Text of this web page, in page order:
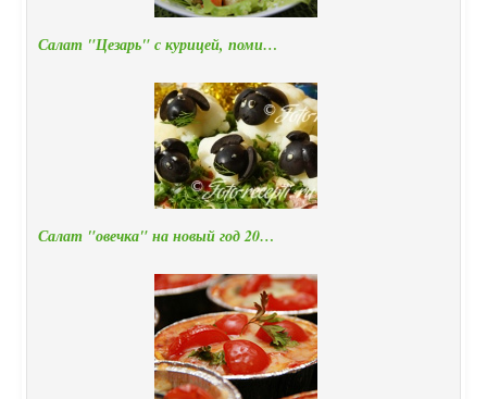
Салат "Цезарь" с курицей, поми…
Салат "овечка" на новый год 20…